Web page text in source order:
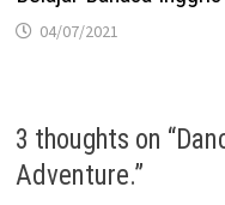
04/07/2021
3 thoughts on “
Adventure.”